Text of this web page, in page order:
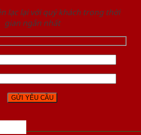
lạc lại với quý khách trong thời
gian ngắn nhất